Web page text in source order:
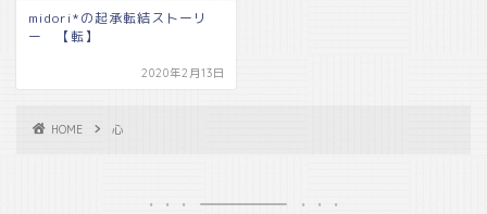
midori*の起承転結ストーリ
ー 【転】
2020年2月13日
HOME 心